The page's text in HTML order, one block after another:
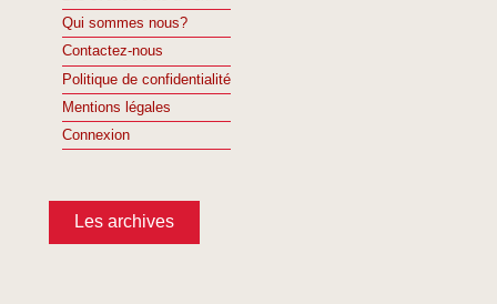
Qui sommes nous?
Contactez-nous
Politique de confidentialité
Mentions légales
Connexion
Les archives